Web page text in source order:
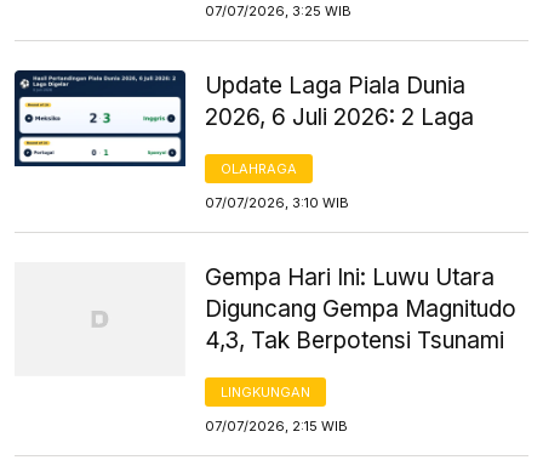
07/07/2026, 3:25 WIB
Update Laga Piala Dunia
2026, 6 Juli 2026: 2 Laga
OLAHRAGA
07/07/2026, 3:10 WIB
Gempa Hari Ini: Luwu Utara
Diguncang Gempa Magnitudo
4,3, Tak Berpotensi Tsunami
LINGKUNGAN
07/07/2026, 2:15 WIB